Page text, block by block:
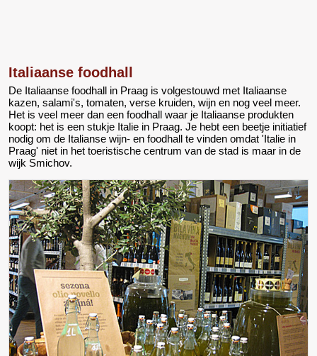
Italiaanse foodhall
De Italiaanse foodhall in Praag is volgestouwd met Italiaanse
kazen, salami's, tomaten, verse kruiden, wijn en nog veel meer.
Het is veel meer dan een foodhall waar je Italiaanse produkten
koopt: het is een stukje Italie in Praag. Je hebt een beetje initiatief
nodig om de Italianse wijn- en foodhall te vinden omdat 'Italie in
Praag' niet in het toeristische centrum van de stad is maar in de
wijk Smichov.